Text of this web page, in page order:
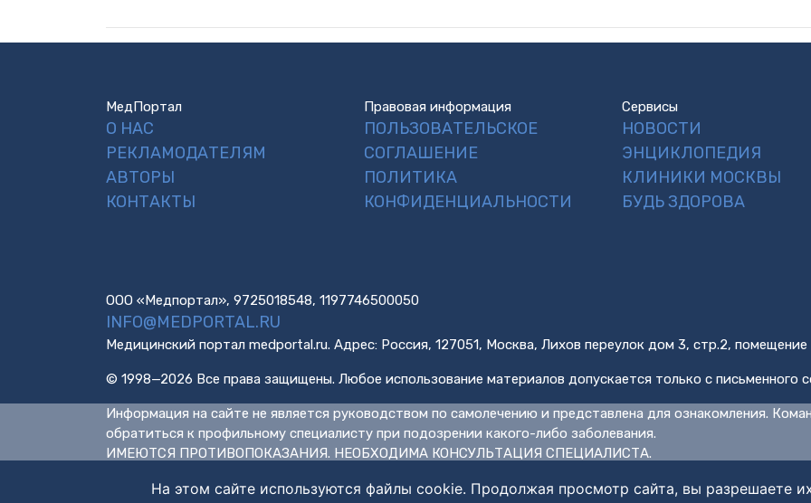
МедПортал
О НАС
РЕКЛАМОДАТЕЛЯМ
АВТОРЫ
КОНТАКТЫ
Правовая информация
ПОЛЬЗОВАТЕЛЬСКОЕ
СОГЛАШЕНИЕ
ПОЛИТИКА
КОНФИДЕНЦИАЛЬНОСТИ
Сервисы
НОВОСТИ
ЭНЦИКЛОПЕДИЯ
КЛИНИКИ МОСКВЫ
БУДЬ ЗДОРОВА
ООО «Медпортал», 9725018548, 1197746500050
INFO@MEDPORTAL.RU
Медицинский портал medportal.ru. Адрес: Россия, 127051, Москва, Лихов переулок дом 3, стр.2, помещение
© 1998—2026 Все права защищены. Любое использование материалов допускается только с письменного
Информация на сайте не является руководством по самолечению и представлена для ознакомления.
обратиться к профильному специалисту при подозрении какого-либо заболевания.
ИМЕЮТСЯ ПРОТИВОПОКАЗАНИЯ. НЕОБХОДИМА КОНСУЛЬТАЦИЯ СПЕЦИАЛИСТА.
На этом сайте используются файлы cookie. Продолжая просмотр сайта, вы разрешаете